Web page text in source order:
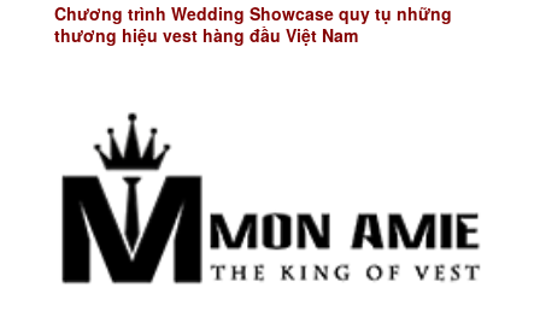
Chương trình Wedding Showcase quy tụ những
thương hiệu vest hàng đầu Việt Nam